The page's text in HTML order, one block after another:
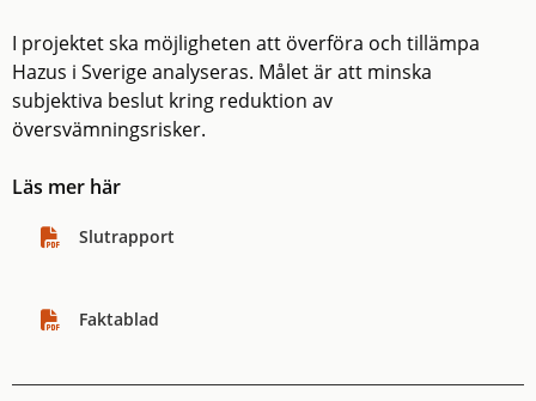
I projektet ska möjligheten att överföra och tillämpa
Hazus i Sverige analyseras. Målet är att minska
subjektiva beslut kring reduktion av
översvämningsrisker.
Läs mer här
Slutrapport
Faktablad